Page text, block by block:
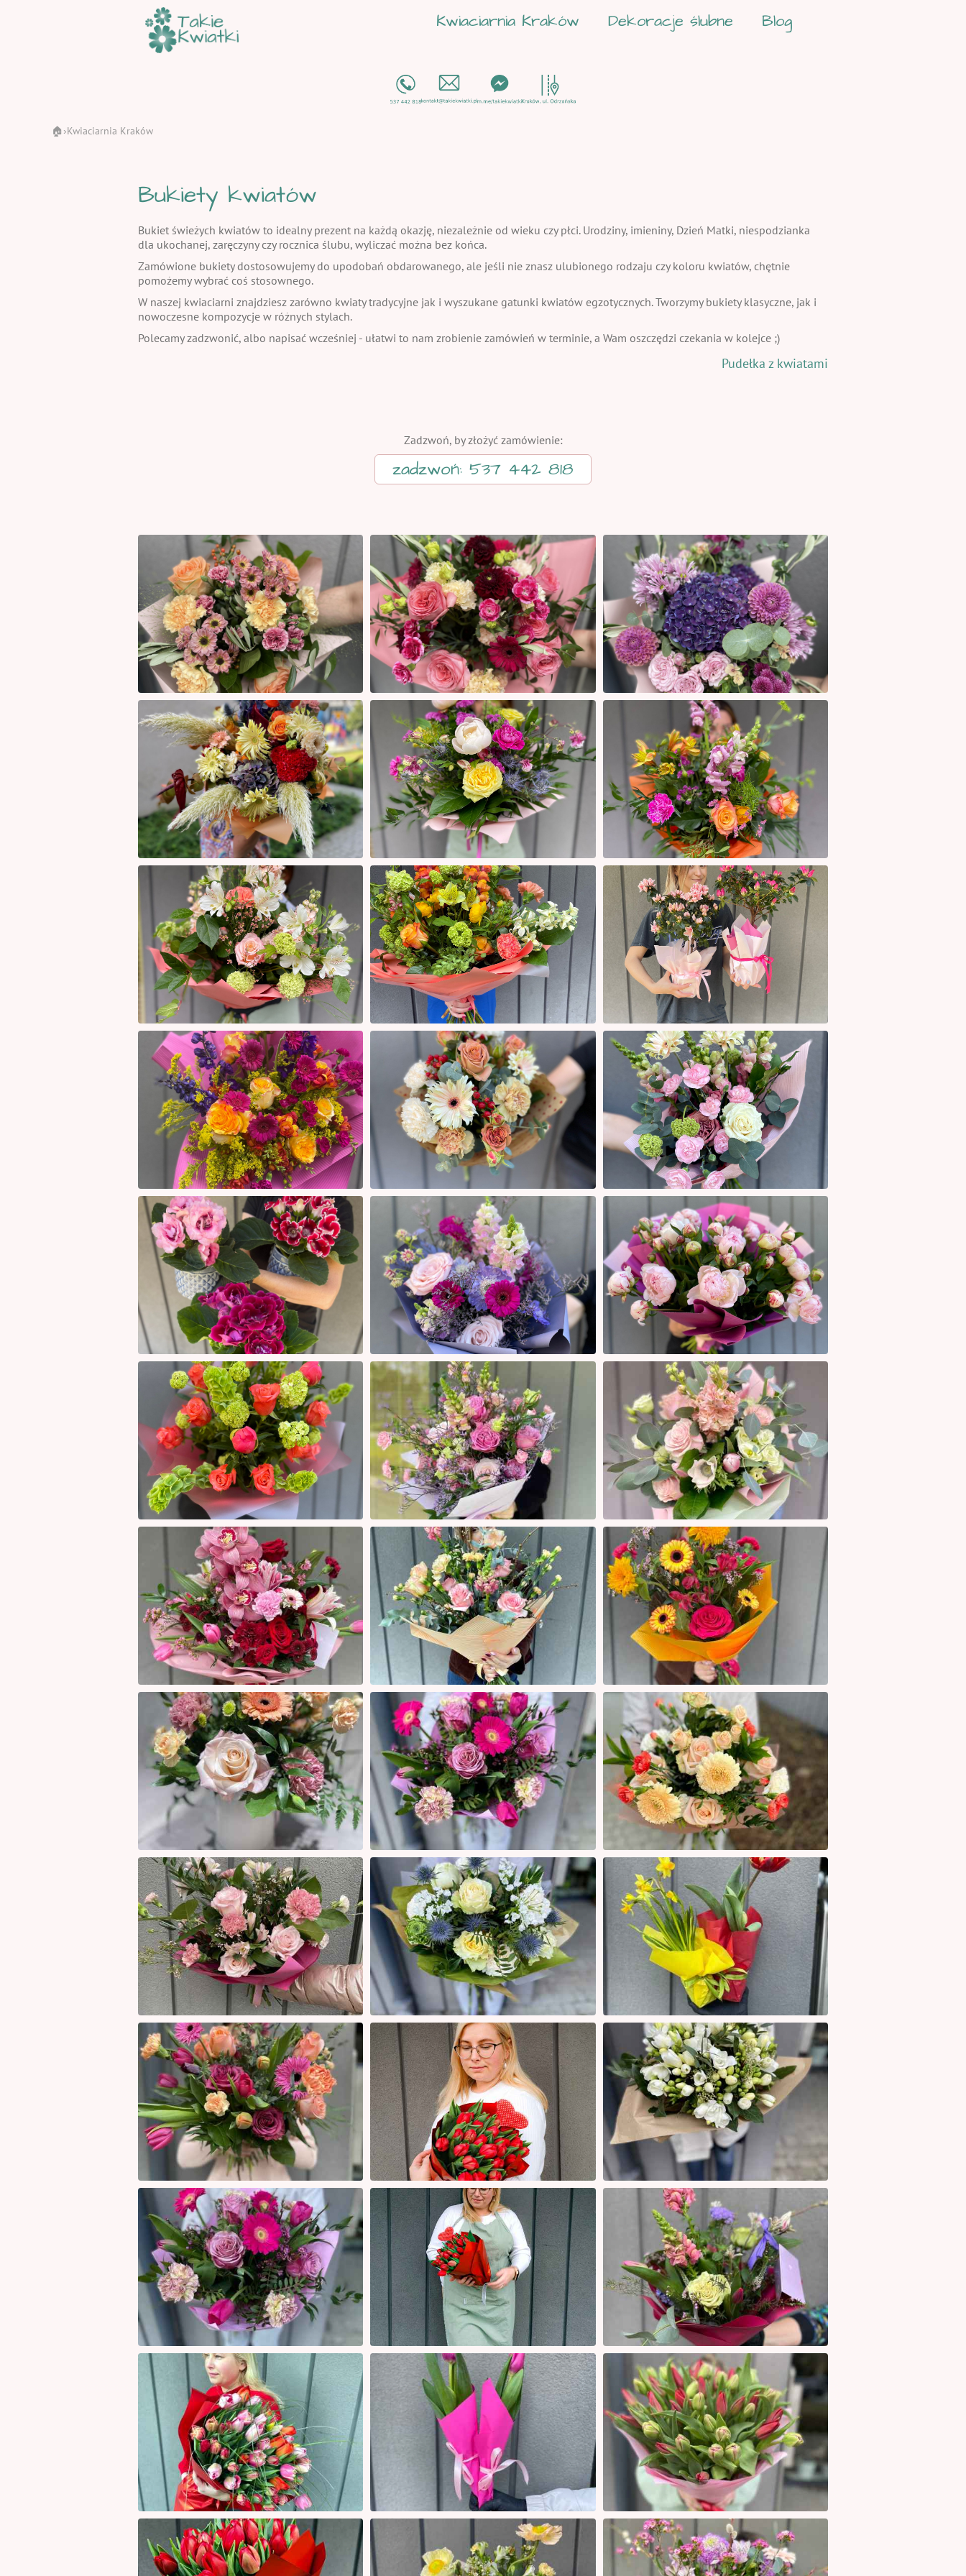
Kwiaciarnia Kraków Dekoracje ślubne Blog
🏠 ›Kwiaciarnia Kraków
Bukiety kwiatów
Bukiet świeżych kwiatów to idealny prezent na każdą okazję, niezależnie od wieku czy płci. Urodziny, imieniny, Dzień Matki, niespodzianka
dla ukochanej, zaręczyny czy rocznica ślubu, wyliczać można bez końca.
Zamówione bukiety dostosowujemy do upodobań obdarowanego, ale jeśli nie znasz ulubionego rodzaju czy koloru kwiatów, chętnie
pomożemy wybrać coś stosownego.
W naszej kwiaciarni znajdziesz zarówno kwiaty tradycyjne jak i wyszukane gatunki kwiatów egzotycznych. Tworzymy bukiety klasyczne, jak i
nowoczesne kompozycje w różnych stylach.
Polecamy zadzwonić, albo napisać wcześniej - ułatwi to nam zrobienie zamówień w terminie, a Wam oszczędzi czekania w kolejce ;)
Pudełka z kwiatami
Zadzwoń, by złożyć zamówienie:
zadzwoń: 537 442 818